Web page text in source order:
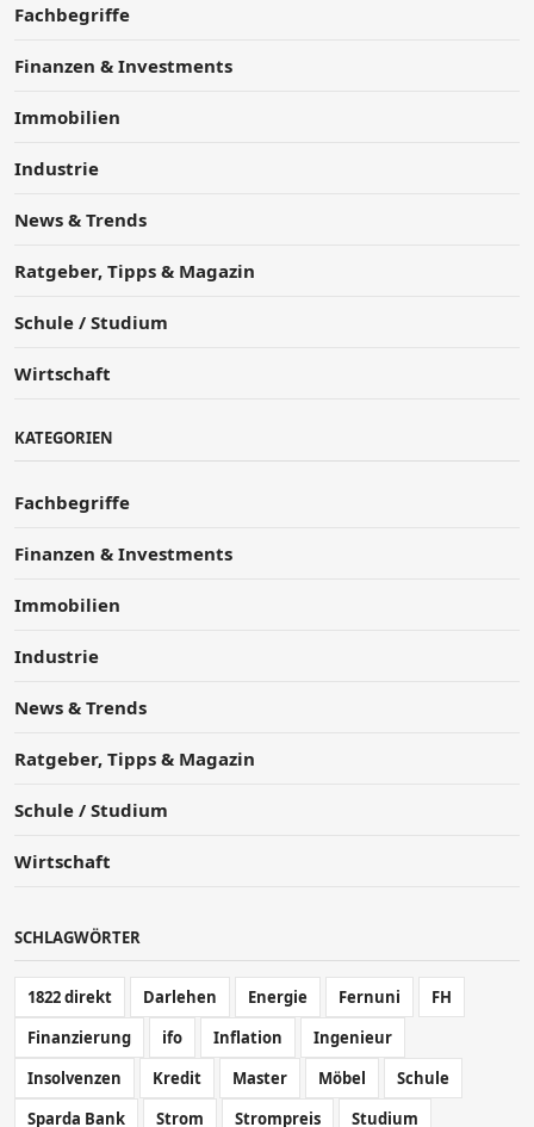
Fachbegriffe
Finanzen & Investments
Immobilien
Industrie
News & Trends
Ratgeber, Tipps & Magazin
Schule / Studium
Wirtschaft
KATEGORIEN
Fachbegriffe
Finanzen & Investments
Immobilien
Industrie
News & Trends
Ratgeber, Tipps & Magazin
Schule / Studium
Wirtschaft
SCHLAGWÖRTER
1822 direkt Darlehen Energie Fernuni
FH
Finanzierung
ifo Inflation
Ingenieur
Insolvenzen
Kredit Master Möbel
Schule
Sparda Bank
Strom Strompreis Studium